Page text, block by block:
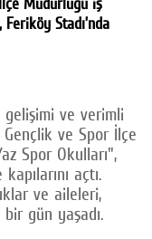
Stadı’nda
gelişimi ve verimli
ve Spor İlçe
Spor Okulları",
açtı.
ve aileleri,
gün yaşadı.